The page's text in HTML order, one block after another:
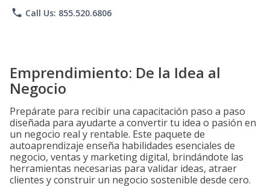
phone Call Us: 855.520.6806
Emprendimiento: De la Idea al
Negocio
Prepárate para recibir una capacitación paso a paso
diseñada para ayudarte a convertir tu idea o pasión en
un negocio real y rentable. Este paquete de
autoaprendizaje enseña habilidades esenciales de
negocio, ventas y marketing digital, brindándote las
herramientas necesarias para validar ideas, atraer
clientes y construir un negocio sostenible desde cero.